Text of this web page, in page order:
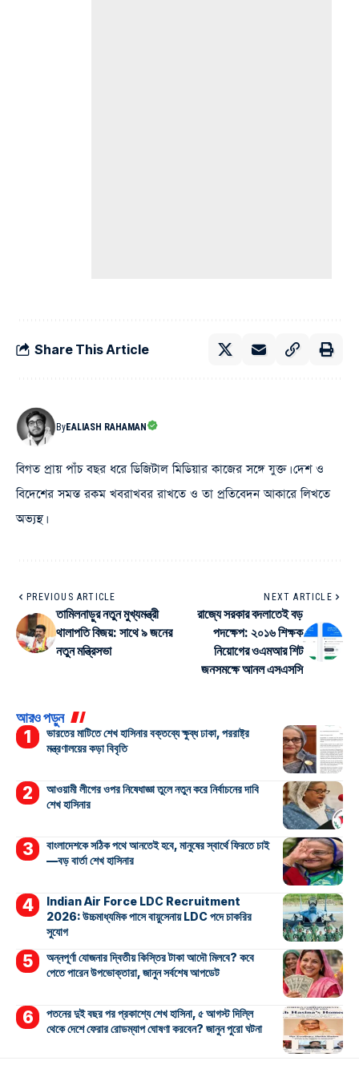
Share This Article
ByEALIASH RAHAMAN
বিগত প্রায় পাঁচ বছর ধরে ডিজিটাল মিডিয়ার কাজের সঙ্গে যুক্ত। দেশ ও
বিদেশের সমস্ত রকম খবরাখবর রাখতে ও তা প্রতিবেদন আকারে লিখতে
অভ্যস্থ।
PREVIOUS ARTICLE
তামিলনাড়ুর নতুন মুখ্যমন্ত্রী
থালাপতি বিজয়: সাথে ৯ জনের
নতুন মন্ত্রিসভা
NEXT ARTICLE
রাজ্যে সরকার বদলাতেই বড়
পদক্ষেপ: ২০১৬ শিক্ষক
নিয়োগের ওএমআর শিট
জনসমক্ষে আনল এসএসসি
আরও পড়ুন
ভারতের মাটিতে শেখ হাসিনার বক্তব্যে ক্ষুব্ধ ঢাকা, পররাষ্ট্র
মন্ত্রণালয়ের কড়া বিবৃতি
আওয়ামী লীগের ওপর নিষেধাজ্ঞা তুলে নতুন করে নির্বাচনের দাবি
শেখ হাসিনার
বাংলাদেশকে সঠিক পথে আনতেই হবে, মানুষের স্বার্থে ফিরতে চাই
—বড় বার্তা শেখ হাসিনার
Indian Air Force LDC Recruitment
2026: উচ্চমাধ্যমিক পাসে বায়ুসেনায় LDC পদে চাকরির
সুযোগ
অন্নপূর্ণা যোজনার দ্বিতীয় কিস্তির টাকা আদৌ মিলবে? কবে
পেতে পারেন উপভোক্তারা, জানুন সর্বশেষ আপডেট
পতনের দুই বছর পর প্রকাশ্যে শেখ হাসিনা, ৫ আগস্ট দিল্লি
থেকে দেশে ফেরার রোডম্যাপ ঘোষণা করবেন? জানুন পুরো ঘটনা